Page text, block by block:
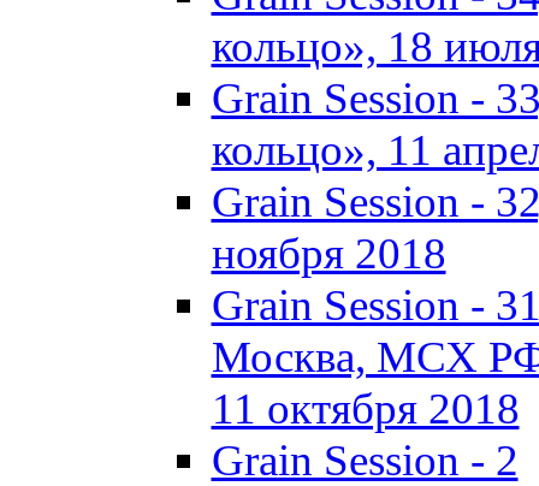
кольцо», 18
Grain Session -
кольцо», 11
Grain Session -
ноября 2018
Grain Session -
Москва, МСХ
11 октября 2018
Grain Session - 2